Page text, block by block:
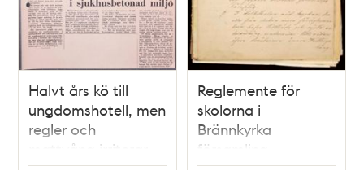
Halvt års kö till
ungdomshotell, men
regler och
mattvång irriterar
Reglemente för
skolorna i
Brännkyrka
församling